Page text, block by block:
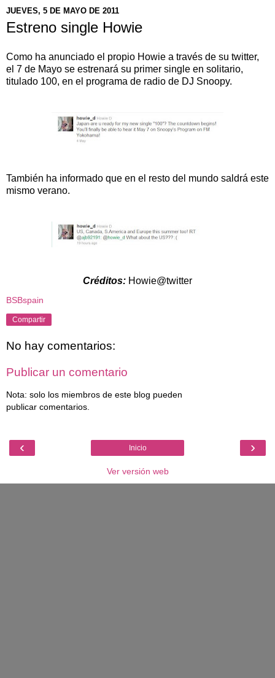
JUEVES, 5 DE MAYO DE 2011
Estreno single Howie
Como ha anunciado el propio Howie a través de su twitter,
el 7 de Mayo se estrenará su primer single en solitario,
titulado 100, en el programa de radio de DJ Snoopy.
También ha informado que en el resto del mundo saldrá este
mismo verano.
Créditos: Howie@twitter
BSBspain
Compartir
No hay comentarios:
Publicar un comentario
Nota: solo los miembros de este blog pueden
publicar comentarios.
‹ ›
Inicio
Ver versión web